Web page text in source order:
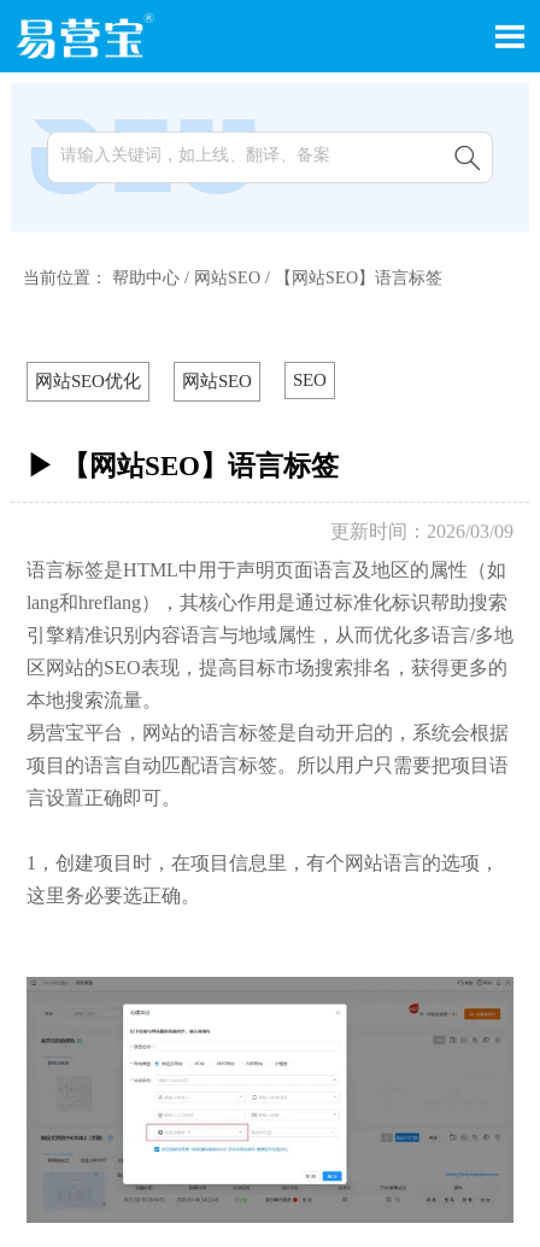


当前位置： 帮助中心/ 网站SEO/ 【网站SEO】语言标签
网站SEO优化 网站SEO SEO
▶ 【网站SEO】语言标签
更新时间：2026/03/09
语言标签是HTML中用于声明页面语言及地区的属性（如
lang和hreflang），其核心作用是通过标准化标识帮助搜索
引擎精准识别内容语言与地域属性，从而优化多语言/多地
区网站的SEO表现，提高目标市场搜索排名，获得更多的
本地搜索流量。
易营宝平台，网站的语言标签是自动开启的，系统会根据
项目的语言自动匹配语言标签。所以用户只需要把项目语
言设置正确即可。
1，创建项目时，在项目信息里，有个网站语言的选项，
这里务必要选正确。